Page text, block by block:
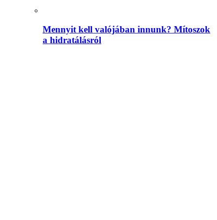
Mennyit kell valójában innunk? Mítoszok
a hidratálásról